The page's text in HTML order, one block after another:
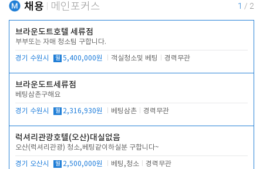
채용 메인포커스 1 / 2
브라운도트호텔 세류점
부부또는 자매 청소팀 구합니다.
경기 수원시 월 5,400,000원 객실청소및 베팅 경력무관
브라운도트세류점
베팅삼촌구해요
경기 수원시 월 2,316,930원 베팅삼촌 경력무관
럭셔리관광호텔(오산)대실없음
오산(럭셔리관광) 청소,베팅같이하실분 구합니다~
경기 오산시 월 2,500,000원 베팅,청소 경력무관